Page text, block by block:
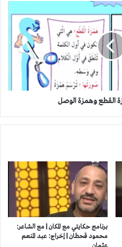
القطع وهمزة الوصل
برنامج حكايتي مع المكان | مع الشاعر:
محمود قحطان | إخراج: عبد المنعم